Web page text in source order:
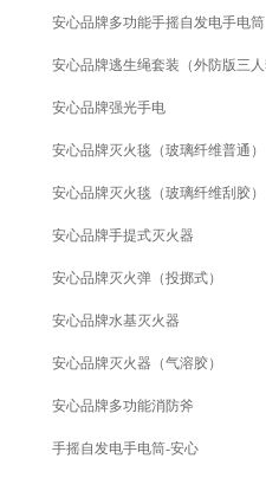
安心品牌多功能手摇自发电手电筒
安心品牌强光手电
安心品牌灭火毯（玻璃纤维普通）
安心品牌灭火毯（玻璃纤维刮胶）
安心品牌手提式灭火器
安心品牌灭火弹（投掷式）
安心品牌水基灭火器
安心品牌灭火器（气溶胶）
安心品牌多功能消防斧
手摇自发电手电筒-安心